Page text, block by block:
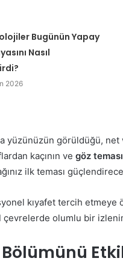
Bugünün Yapay
Nasıl
2026
yüzünüzün görüldüğü,
kaçının ve göz
ilk teması
kıyafet tercih
olumlu bir
Bölümünü